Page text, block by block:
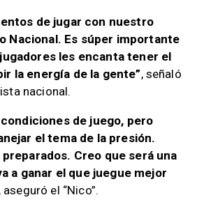
de jugar con nuestro
Nacional. Es súper importante
les encanta tener el
la energía de la gente”, señaló
nacional.
de juego, pero
el tema de la presión.
Creo que será una
a ganar el que juegue mejor
aseguró el “Nico”.